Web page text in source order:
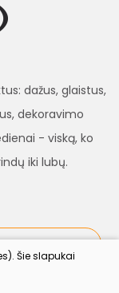
dažus, glaistus,
dekoravimo
- viską, ko
iki lubų.
Šie slapukai